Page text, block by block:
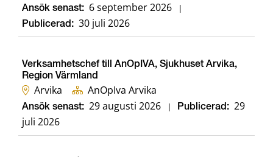
Ansök senast: 6 september 2026
Publicerad: 30 juli 2026
Verksamhetschef till AnOpIVA, Sjukhuset Arvika,
Region Värmland
Arvika AnOpIva Arvika
Ansök senast: 29 augusti 2026 Publicerad: 29
juli 2026